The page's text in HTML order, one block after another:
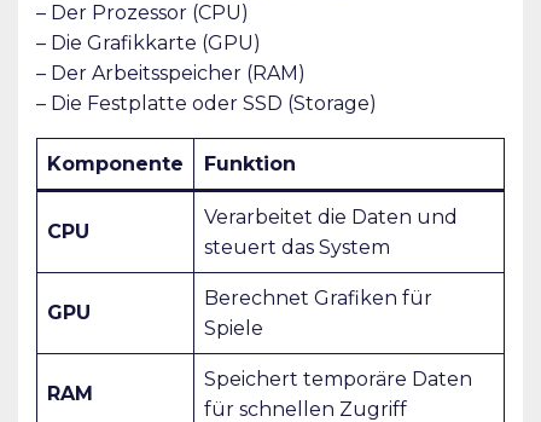
– Der Prozessor (CPU)
– Die Grafikkarte (GPU)
– Der Arbeitsspeicher (RAM)
– Die Festplatte oder SSD (Storage)
Komponente Funktion
CPU
Verarbeitet die Daten und
steuert das System
GPU
Berechnet Grafiken für
Spiele
RAM
Speichert temporäre Daten
für schnellen Zugriff